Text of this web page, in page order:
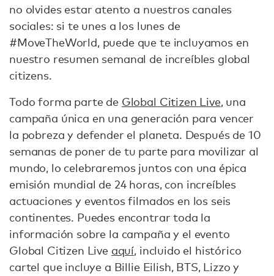
no olvides estar atento a nuestros canales
sociales: si te unes a los lunes de
#MoveTheWorld, puede que te incluyamos en
nuestro resumen semanal de increíbles global
citizens.
Todo forma parte de Global Citizen Live, una
campaña única en una generación para vencer
la pobreza y defender el planeta. Después de 10
semanas de poner de tu parte para movilizar al
mundo, lo celebraremos juntos con una épica
emisión mundial de 24 horas, con increíbles
actuaciones y eventos filmados en los seis
continentes. Puedes encontrar toda la
información sobre la campaña y el evento
Global Citizen Live aquí, incluido el histórico
cartel que incluye a Billie Eilish, BTS, Lizzo y